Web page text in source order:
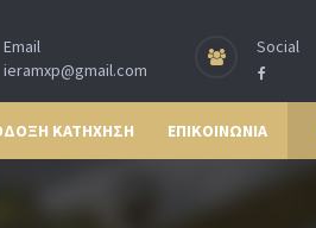
Email
ieramxp@gmail.com
Social
ΚΑΤΗΧΗΣΗ ΕΠΙΚΟΙΝΩΝΙΑ